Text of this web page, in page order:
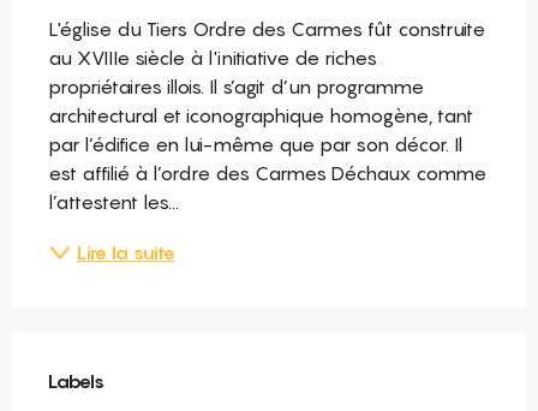
L'église du Tiers Ordre des Carmes fût construite
au XVIIIe siècle à l'initiative de riches
propriétaires illois. Il s’agit d’un programme
architectural et iconographique homogène, tant
par l’édifice en lui-même que par son décor. Il
est affilié à l’ordre des Carmes Déchaux comme
l’attestent les...
Lire la suite
Labels
Labels